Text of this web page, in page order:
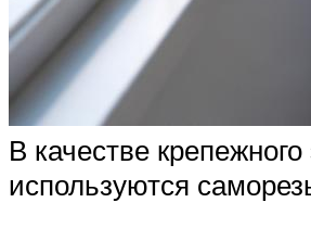
В качестве
используются